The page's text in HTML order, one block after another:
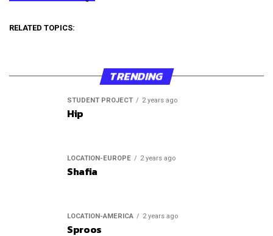
RELATED TOPICS:
TRENDING
STUDENT PROJECT 2 years ago
Hip
LOCATION-EUROPE 2 years ago
Shafia
LOCATION-AMERICA 2 years ago
Sproos